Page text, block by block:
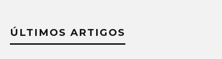
ÚLTIMOS ARTIGOS